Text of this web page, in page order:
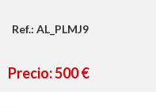
Ref.: AL_PLMJ9
Precio: 500 €